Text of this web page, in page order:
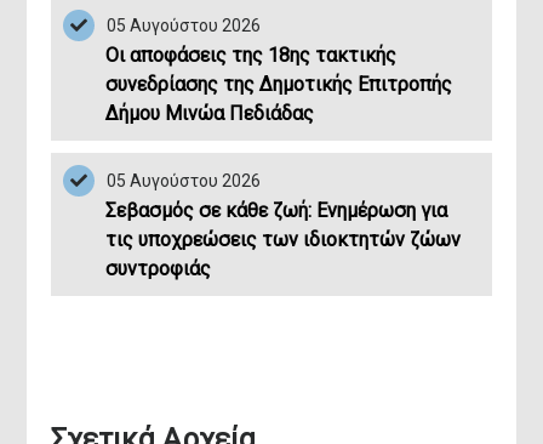
05 Αυγούστου 2026
Οι αποφάσεις της 18ης τακτικής
συνεδρίασης της Δημοτικής Επιτροπής
Δήμου Μινώα Πεδιάδας
05 Αυγούστου 2026
Σεβασμός σε κάθε ζωή: Ενημέρωση για
τις υποχρεώσεις των ιδιοκτητών ζώων
συντροφιάς
394,24
Έκταση (km²) Έτος